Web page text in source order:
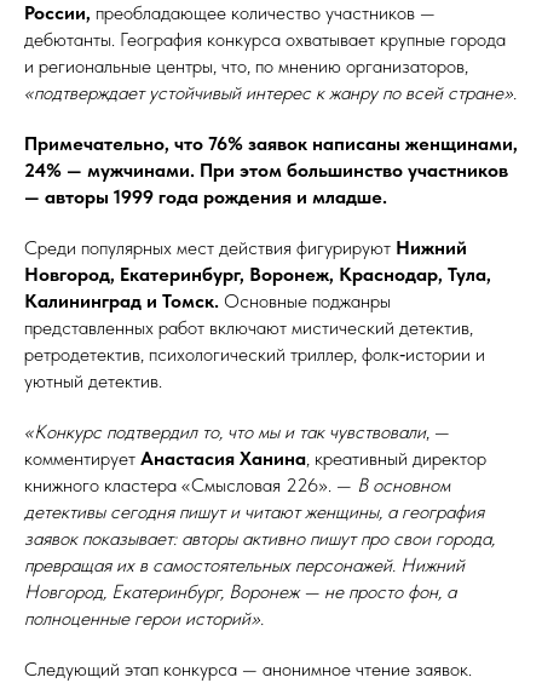
России, преобладающее количество участников —
дебютанты. География конкурса охватывает крупные города
и региональные центры, что, по мнению организаторов,
«подтверждает устойчивый интерес к жанру по всей стране».
Примечательно, что 76% заявок написаны женщинами,
24% — мужчинами. При этом большинство участников
— авторы 1999 года рождения и младше.
Среди популярных мест действия фигурируют Нижний
Новгород, Екатеринбург, Воронеж, Краснодар, Тула,
Калининград и Томск. Основные поджанры
представленных работ включают мистический детектив,
ретродетектив, психологический триллер, фолк‑истории и
уютный детектив.
«Конкурс подтвердил то, что мы и так чувствовали, —
комментирует Анастасия Ханина, креативный директор
книжного кластера «Смысловая 226». — В основном
детективы сегодня пишут и читают женщины, а география
заявок показывает: авторы активно пишут про свои города,
превращая их в самостоятельных персонажей. Нижний
Новгород, Екатеринбург, Воронеж — не просто фон, а
полноценные герои историй».
Следующий этап конкурса — анонимное чтение заявок.